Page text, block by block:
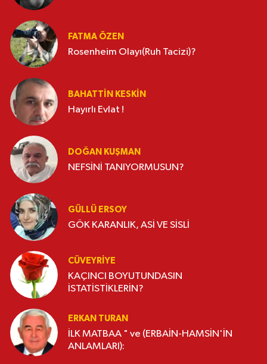
FATMA ÖZEN
Rosenheim Olayı(Ruh Tacizi)?
BAHATTIN KESKİN
Hayırlı Evlat !
DOĞAN KUŞMAN
NEFSİNİ TANIYORMUSUN?
GÜLLÜ ERSOY
GÖK KARANLIK, ASİ VE SİSLİ
CÜVEYRIYE
KAÇINCI BOYUTUNDASIN
İSTATİSTİKLERİN?
ERKAN TURAN
İLK MATBAA " ve (ERBAİN-HAMSİN'İN
ANLAMLARI):